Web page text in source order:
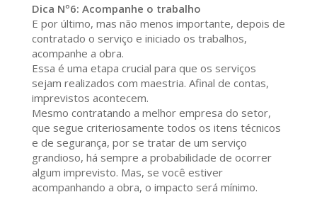
Dica Nº6: Acompanhe o trabalho
E por último, mas não menos importante, depois de
contratado o serviço e iniciado os trabalhos,
acompanhe a obra.
Essa é uma etapa crucial para que os serviços
sejam realizados com maestria. Afinal de contas,
imprevistos acontecem.
Mesmo contratando a melhor empresa do setor,
que segue criteriosamente todos os itens técnicos
e de segurança, por se tratar de um serviço
grandioso, há sempre a probabilidade de ocorrer
algum imprevisto. Mas, se você estiver
acompanhando a obra, o impacto será mínimo.